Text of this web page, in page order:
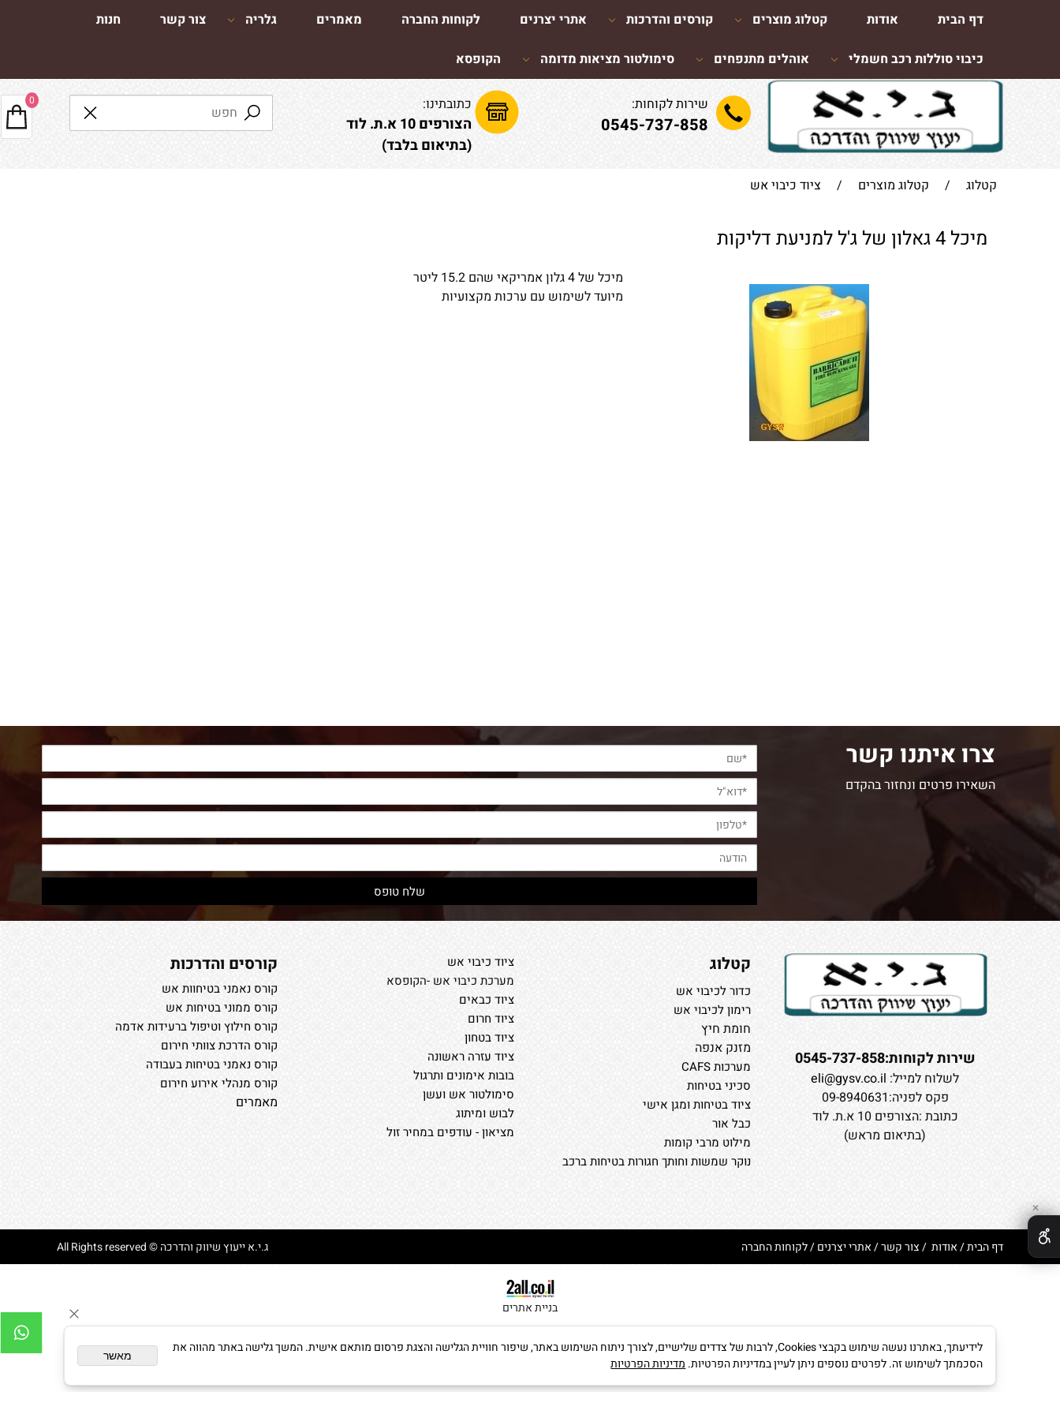
שירות לקוחות:
0545-737-858
כתובתינו:
הצורפים 10 א.ת. לוד
(בתיאום בלבד)
דף הבית אודות קטלוג מוצרים קורסים והדרכות אתרי יצרנים לקוחות החברה מאמרים גלריה צור קשר חנות
כיבוי סוללות רכב חשמלי אוהלים מתנפחים סימולטור מציאות מדומה הקופסא
קטלוג / קטלוג מוצרים / ציוד כיבוי אש
מיכל 4 גאלון של ג'ל למניעת דליקות
מיכל של 4 גלון אמריקאי שהם 15.2 ליטר
מיועד לשימוש עם ערכות מקצועיות
0
צרו איתנו קשר
השאירו פרטים ונחזור בהקדם
שירות לקוחות:0545-737-858
לשלוח למייל: eli@gysv.co.il
פקס לפניה:09-8940631
כתובת :הצורפים 10 א.ת. לוד
(בתיאום מראש)
קטלוג
כדור לכיבוי אש
רימון לכיבוי אש
חומת חיץ
מזנק אנפה
מערכות CAFS
סכיני בטיחות
ציוד בטיחות ומגן אישי
כבל אור
מילוט מרבי קומות
נוקר שמשות וחותך חגורות בטיחות ברכב
ציוד כיבוי אש
מערכת כיבוי אש -הקופסא
ציוד כבאים
ציוד חרום
ציוד בטחון
ציוד עזרה ראשונה
בובות אימונים ותרגול
סימולטור אש ועשן
לבוש ומיתוג
מציאון - עודפים במחיר זול
קורסים והדרכות
קורס נאמני בטיחוות אש
קורס ממוני בטיחות אש
קורס חילוץ וטיפול ברעידות אדמה
קורס הדרכת צוותי חירום
קורס נאמני בטיחות בעבודה
קורס מנהלי אירוע חירום
מאמרים
דף הבית/אודות /צור קשר/אתרי יצרנים/לקוחות החברה ג.י.א ייעוץ שיווק והדרכה © All Rights reserved
בניית אתרים
✕
לידיעתך, באתרנו נעשה שימוש בקבצי Cookies, לרבות של צדדים שלישיים, לצורך ניתוח השימוש באתר, שיפור חוויית הגלישה והצגת פרסום מותאם אישית. המשך גלישה באתר מהווה את
הסכמתך לשימוש זה. לפרטים נוספים ניתן לעיין במדיניות הפרטיות. מדיניות הפרטיות מאשר